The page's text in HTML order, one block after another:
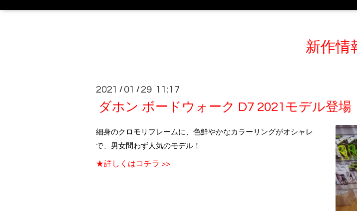
新作情
2021 / 01 / 29 11:17
ダホン ボードウォーク D7 2021モデル登場
細身のクロモリフレームに、色鮮やかなカラーリングがオシャレ
で、男女問わず人気のモデル！
★詳しくはコチラ >>